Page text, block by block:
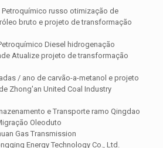
Petroquímico russo otimização de
bruto e projeto de transformação
Diesel hidrogenação
Atualize projeto de transformação
/ ano de carvão-a-metanol e projeto
Zhong'an United Coal Industry
e Transporte ramo Qingdao
Oleoduto
Gas Transmission
Energy Technology Co., Ltd.